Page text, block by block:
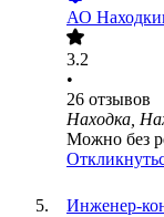
АО
3.2
•
26 отзывов
Находка,
Можно без
Инженер-